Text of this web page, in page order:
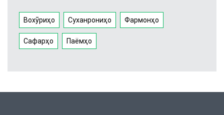
Вохӯриҳо Суханрониҳо Фармонҳо
Сафарҳо Паёмҳо